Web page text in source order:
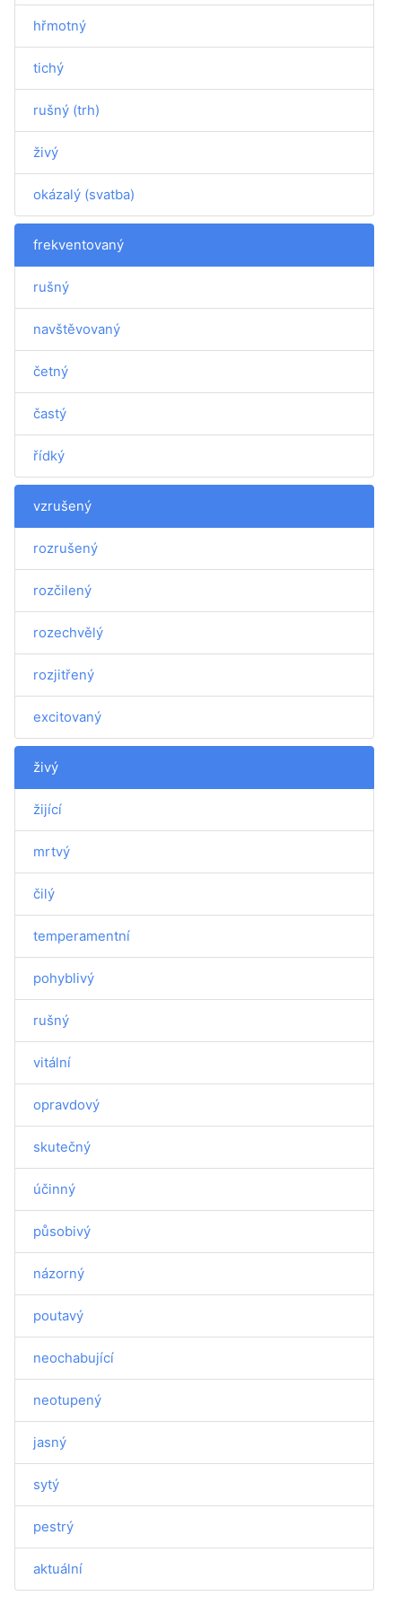
hřmotný
tichý
rušný (trh)
živý
okázalý (svatba)
frekventovaný
rušný
navštěvovaný
četný
častý
řídký
vzrušený
rozrušený
rozčilený
rozechvělý
rozjitřený
excitovaný
živý
žijící
mrtvý
čilý
temperamentní
pohyblivý
rušný
vitální
opravdový
skutečný
účinný
působivý
názorný
poutavý
neochabující
neotupený
jasný
sytý
pestrý
aktuální